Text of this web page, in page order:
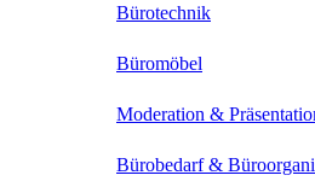
Bürotechnik
Büromöbel
Moderation &
Bürobedarf &